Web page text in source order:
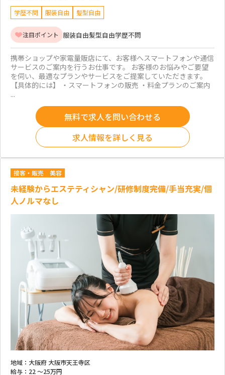
学歴不問 服装自由 髪型自由
注目ポイント 服装自由髪型自由学歴不問
携帯ショップや家電量販店にて、お客様へスマートフォンや通信
サービスのご案内を行うお仕事です。 お客様のお悩みやご要望
を伺い、最適なプランやサービスをご提案していただきます。
【具体的には】 ・スマートフォンの販売 ・料金プランのご案内
...
無料で求人を問い合わせる
求人情報を詳しく見る
接客・販売 美容
未経験からエステティシャン/研修制度完備/手当充実/個
人ノルマなし
地域： 大阪府 大阪市天王寺区
給与： 22 ～25万円